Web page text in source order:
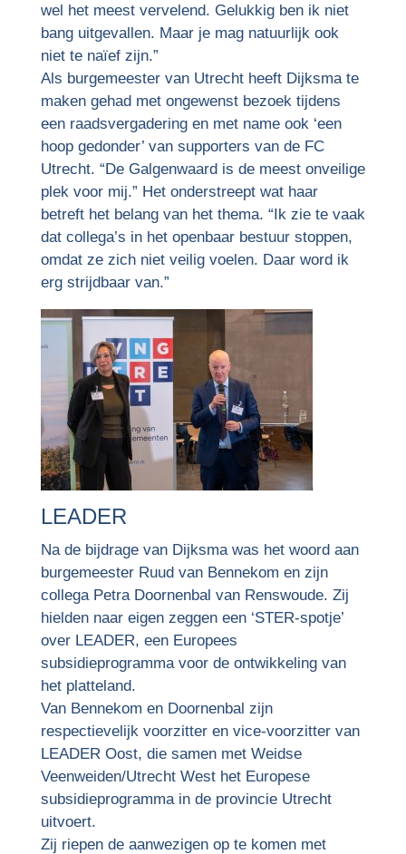
wel het meest vervelend. Gelukkig ben ik niet
bang uitgevallen. Maar je mag natuurlijk ook
niet te naïef zijn.”
Als burgemeester van Utrecht heeft Dijksma te
maken gehad met ongewenst bezoek tijdens
een raadsvergadering en met name ook ‘een
hoop gedonder’ van supporters van de FC
Utrecht. “De Galgenwaard is de meest onveilige
plek voor mij.” Het onderstreept wat haar
betreft het belang van het thema. “Ik zie te vaak
dat collega’s in het openbaar bestuur stoppen,
omdat ze zich niet veilig voelen. Daar word ik
erg strijdbaar van.”
LEADER
Na de bijdrage van Dijksma was het woord aan
burgemeester Ruud van Bennekom en zijn
collega Petra Doornenbal van Renswoude. Zij
hielden naar eigen zeggen een ‘STER-spotje’
over LEADER, een Europees
subsidieprogramma voor de ontwikkeling van
het platteland.
Van Bennekom en Doornenbal zijn
respectievelijk voorzitter en vice-voorzitter van
LEADER Oost, die samen met Weidse
Veenweiden/Utrecht West het Europese
subsidieprogramma in de provincie Utrecht
uitvoert.
Zij riepen de aanwezigen op te komen met